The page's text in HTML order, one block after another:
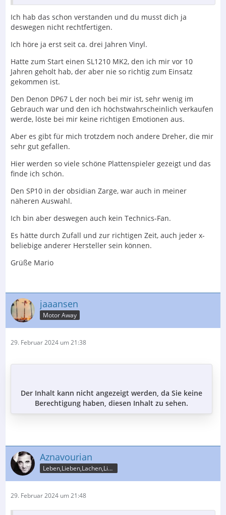
Ich hab das schon verstanden und du musst dich ja
deswegen nicht rechtfertigen.
Ich höre ja erst seit ca. drei Jahren Vinyl.
Hatte zum Start einen SL1210 MK2, den ich mir vor 10
Jahren geholt hab, der aber nie so richtig zum Einsatz
gekommen ist.
Den Denon DP67 L der noch bei mir ist, sehr wenig im
Gebrauch war und den ich höchstwahrscheinlich verkaufen
werde, löste bei mir keine richtigen Emotionen aus.
Aber es gibt für mich trotzdem noch andere Dreher, die mir
sehr gut gefallen.
Hier werden so viele schöne Plattenspieler gezeigt und das
finde ich schön.
Den SP10 in der obsidian Zarge, war auch in meiner
näheren Auswahl.
Ich bin aber deswegen auch kein Technics-Fan.
Es hätte durch Zufall und zur richtigen Zeit, auch jeder x-
beliebige anderer Hersteller sein können.
Grüße Mario
jaaansen
Motor Away
29. Februar 2024 um 21:38
Der Inhalt kann nicht angezeigt werden, da Sie keine
Berechtigung haben, diesen Inhalt zu sehen.
Aznavourian
Leben,Lieben,Lachen,Licht
29. Februar 2024 um 21:48